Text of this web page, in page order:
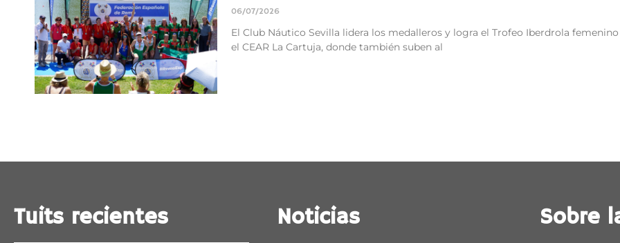
06/07/2026
El Club Náutico Sevilla lidera los medalleros y logra el Trofeo Iberdrola femenino
el CEAR La Cartuja, donde también suben al
Tuits recientes Noticias Sobre